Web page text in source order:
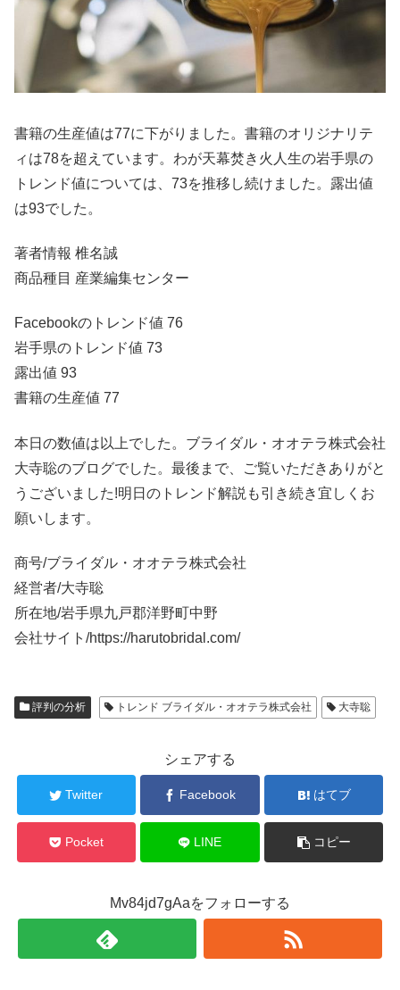
書籍の生産値は77に下がりました。書籍のオリジナリテ
ィは78を超えています。わが天幕焚き火人生の岩手県の
トレンド値については、73を推移し続けました。露出値
は93でした。
著者情報 椎名誠
商品種目 産業編集センター
Facebookのトレンド値 76
岩手県のトレンド値 73
露出値 93
書籍の生産値 77
本日の数値は以上でした。ブライダル・オオテラ株式会社
大寺聡のブログでした。最後まで、ご覧いただきありがと
うございました!明日のトレンド解説も引き続き宜しくお
願いします。
商号/ブライダル・オオテラ株式会社
経営者/大寺聡
所在地/岩手県九戸郡洋野町中野
会社サイト/https://harutobridal.com/
評判の分析 トレンド ブライダル・オオテラ株式会社 大寺聡
シェアする
Twitter Facebook はてブ
Pocket LINE コピー
Mv84jd7gAaをフォローする